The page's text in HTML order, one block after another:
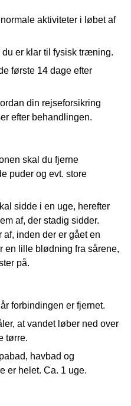
aktiviteter i løbet af
er klar til fysisk træning.
første 14 dage efter
din rejseforsikring
efter behandlingen.
skal du fjerne
puder og evt. store
sidde i en uge, herefter
af, der stadig sidder.
inden der er gået en
en lille blødning fra sårene,
på.
forbindingen er fjernet.
at vandet løber ned over
tørre.
havbad og
er helet. Ca. 1 uge.